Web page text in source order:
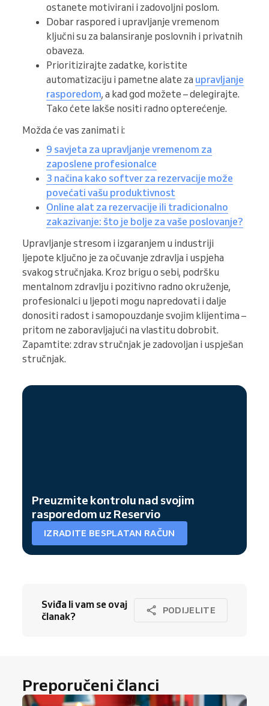
ostanete motivirani i zadovoljni poslom.
Dobar raspored i upravljanje vremenom
ključni su za balansiranje poslovnih i privatnih
obaveza.
Prioritizirajte zadatke, koristite
automatizaciju i pametne alate za upravljanje
rasporedom, a kad god možete – delegirajte.
Tako ćete lakše nositi radno opterećenje.
Možda će vas zanimati i:
9 savjeta za upravljanje vremenom za
zaposlene profesionalce
3 načina kako softver za rezervacije može
povećati vašu produktivnost
Online alat za rezervacije ili tradicionalno
zakazivanje: što je bolje za vaše poslovanje?
Upravljanje stresom i izgaranjem u industriji
ljepote ključno je za očuvanje zdravlja i uspjeha
svakog stručnjaka. Kroz brigu o sebi, podršku
mentalnom zdravlju i pozitivno radno okruženje,
profesionalci u ljepoti mogu napredovati i dalje
donositi radost i samopouzdanje svojim klijentima –
pritom ne zaboravljajući na vlastitu dobrobit.
Zapamtite: zdrav stručnjak je zadovoljan i uspješan
stručnjak.
Preuzmite kontrolu nad svojim
rasporedom uz Reservio
IZRADITE BESPLATAN RAČUN
Sviđa li vam se ovaj
članak?
PODIJELITE
Preporučeni članci